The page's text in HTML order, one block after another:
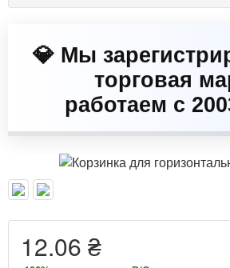
💎 Мы
торговая
работаем с
12.06 ₴